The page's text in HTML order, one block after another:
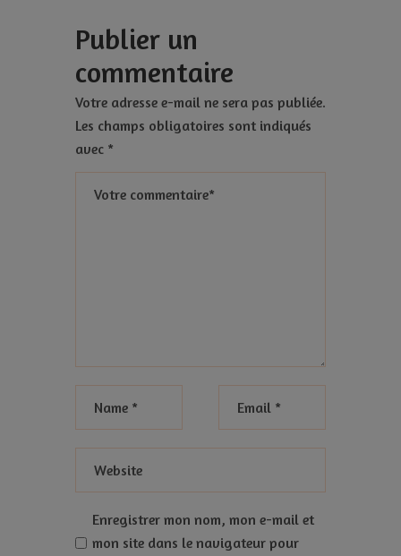
Publier un
commentaire
Votre adresse e-mail ne sera pas publiée.
Les champs obligatoires sont indiqués
avec *
Enregistrer mon nom, mon e-mail et
mon site dans le navigateur pour